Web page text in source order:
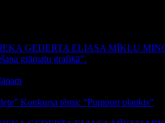
ĢEDERTA ELIASA MĪKLU
grāmatu grafikā”.
Konkursa tēma: “Pumpuri plaukts”